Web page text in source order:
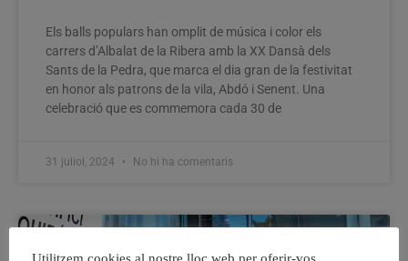
Els balls populars han omplit de música i color els
carrers d’Albalat de la Ribera amb la XX Dansà dels
Sants de la Pedra, que marca el dia gran de la festivitat
en honor als patrons de la vila, Abdó i Senent. Una
celebració que es commemora cada 30 de
31 juliol, 2024 No hi ha comentaris
Utilitzem cookies al nostre lloc web per oferir-vos